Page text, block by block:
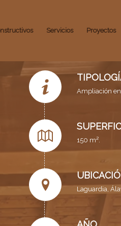
Servicios Proyectos
Ampliación en
150 m².
Laguardia,